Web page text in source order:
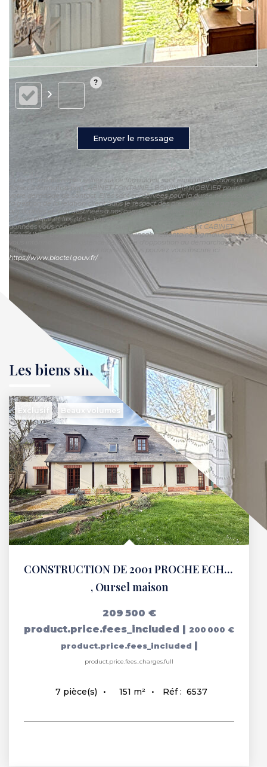
Envoyer le message
« Les informations recueillies sur ce formulaire sont enregistrées dans un
fichier informatisé par CABINET FONTAINE - BOIVIN IMMOBILIER pour gérer
votre demande de contact. Elles sont conservées pour la durée nécessaire à
la gestion de la relation client dans le respect des prescriptions légales
applicables et sont destinées à nos conseillers Conformément à la loi «
informatique et libertés », vous pouvez exercer votre droit d'accès aux
données vous concernant et les faire rectifier en contactant CABINET
FONTAINE - BOIVIN IMMOBILIER cboivincabinetfontaine@gmail.com. Nous
vous informons de l'existence de la liste d'opposition au démarchage
téléphonique « Bloctel », sur laquelle vous pouvez vous inscrire ici :
https://www.bloctel.gouv.fr/»
Les biens similaires
Exclusif Beaux volumes
CONSTRUCTION DE 2001 PROCHE ECHANGEUR A 16, 151.46 m2, 5...
, Oursel maison
209 500 €
product.price.fees_included | 200 000 €
product.price.fees_included |
product.price.fees_charges.full
7 pièce(s) 151 m² Réf : 6537